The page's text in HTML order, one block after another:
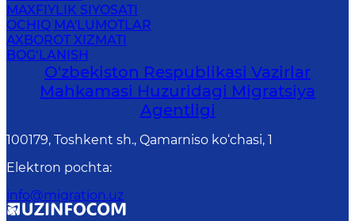
MAXFIYLIK SIYOSATI
OCHIQ MA'LUMOTLAR
AXBOROT XIZMATI
BOG‘LANISH
O'zbekiston Respublikasi Vazirlar
Mahkamasi Huzuridagi Migratsiya
Agentligi
100179, Toshkent sh., Qamarniso ko‘chasi, 1
Elektron pochta:
info@migration.uz